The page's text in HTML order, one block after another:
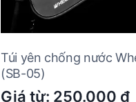
Túi yên chống nước
(SB-05)
Giá từ: 250.000 ₫